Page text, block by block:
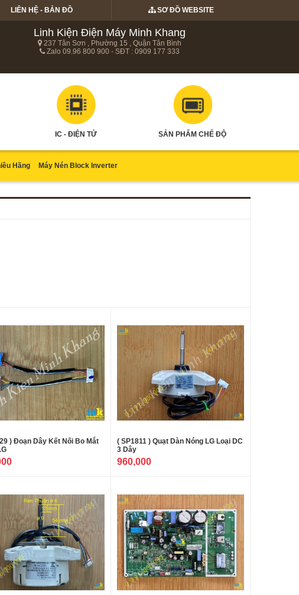
LIÊN HỆ - BẢN ĐỒ SƠ ĐỒ WEBSITE
Linh Kiện Điện Máy Minh Khang
237 Tân Sơn , Phường 15 , Quận Tân Bình
Zalo 09.96 800 900 - SĐT : 0909 177 333
IC - ĐIỆN TỬ SẢN PHẨM CHẾ ĐỘ
Hãng Máy Nén Block Inverter
) Đoạn Dây Kết Nối Bo Mắt
( SP1811 ) Quạt Dàn Nóng LG Loại DC
3 Dây
960,000